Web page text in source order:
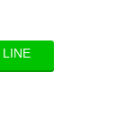
LINE